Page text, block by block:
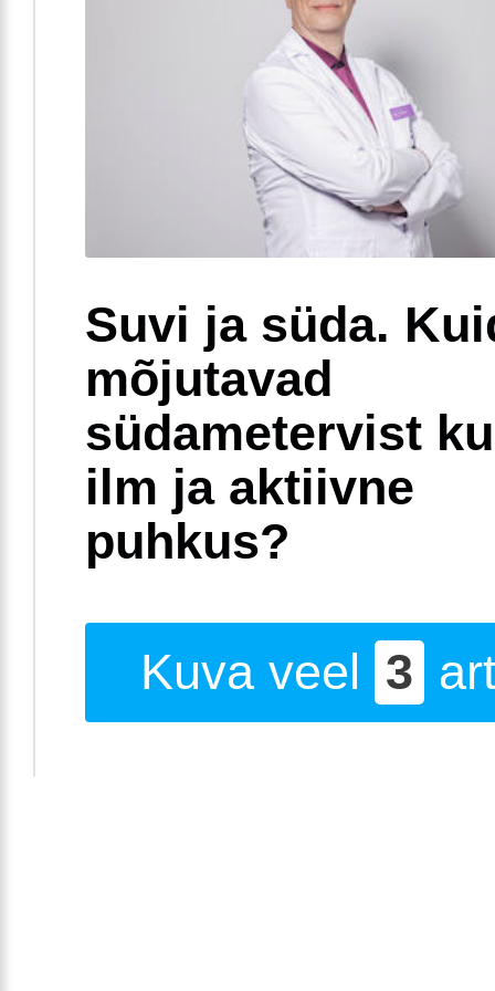
Suvi ja süda.
mõjutavad
südametervist
ilm ja aktiivne
puhkus?
Kuva veel 3